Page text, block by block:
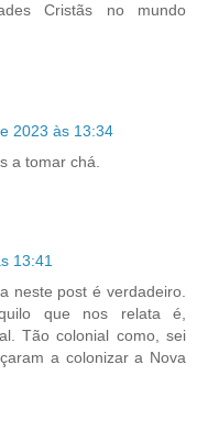
Cristãs no mundo
2023 às 13:34
a tomar chá.
13:41
neste post é verdadeiro.
que nos relata é,
Tão colonial como, sei
a colonizar a Nova